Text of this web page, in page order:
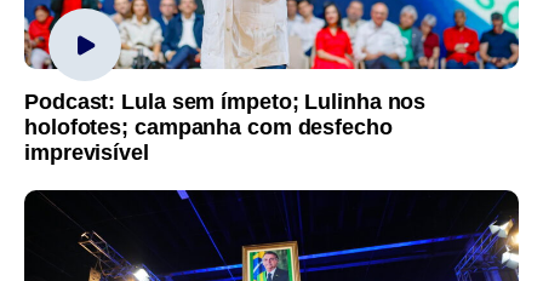
Podcast: Lula sem ímpeto; Lulinha nos
holofotes; campanha com desfecho
imprevisível